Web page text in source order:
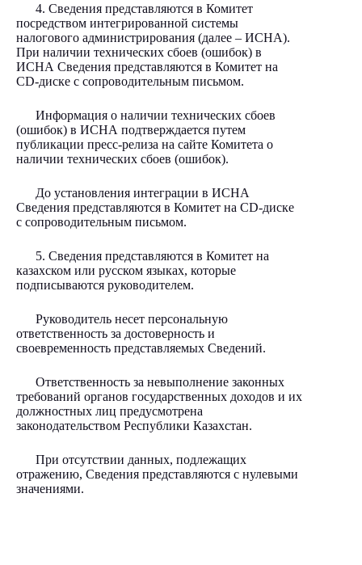
4. Сведения представляются в Комитет
посредством интегрированной системы
налогового администрирования (далее – ИСНА).
При наличии технических сбоев (ошибок) в
ИСНА Сведения представляются в Комитет на
CD-диске с сопроводительным письмом.
Информация о наличии технических сбоев
(ошибок) в ИСНА подтверждается путем
публикации пресс-релиза на сайте Комитета о
наличии технических сбоев (ошибок).
До установления интеграции в ИСНА
Сведения представляются в Комитет на CD-диске
с сопроводительным письмом.
5. Сведения представляются в Комитет на
казахском или русском языках, которые
подписываются руководителем.
Руководитель несет персональную
ответственность за достоверность и
своевременность представляемых Сведений.
Ответственность за невыполнение законных
требований органов государственных доходов и их
должностных лиц предусмотрена
законодательством Республики Казахстан.
При отсутствии данных, подлежащих
отражению, Сведения представляются с нулевыми
значениями.